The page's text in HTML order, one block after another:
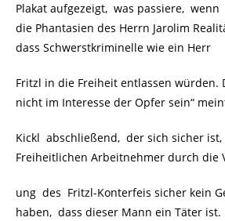
Plakat aufgezeigt, was passiere, wenn
die Phantasien des Herrn Jarolim
dass Schwerstkriminelle wie ein Herr
Fritzl in die Freiheit entlassen würden.
nicht im Interesse der Opfer sein“
Kickl abschließend, der sich sicher
Freiheitlichen Arbeitnehmer durch die
ung des Fritzl-Konterfeis sicher kein
haben, dass dieser Mann ein Täter ist.